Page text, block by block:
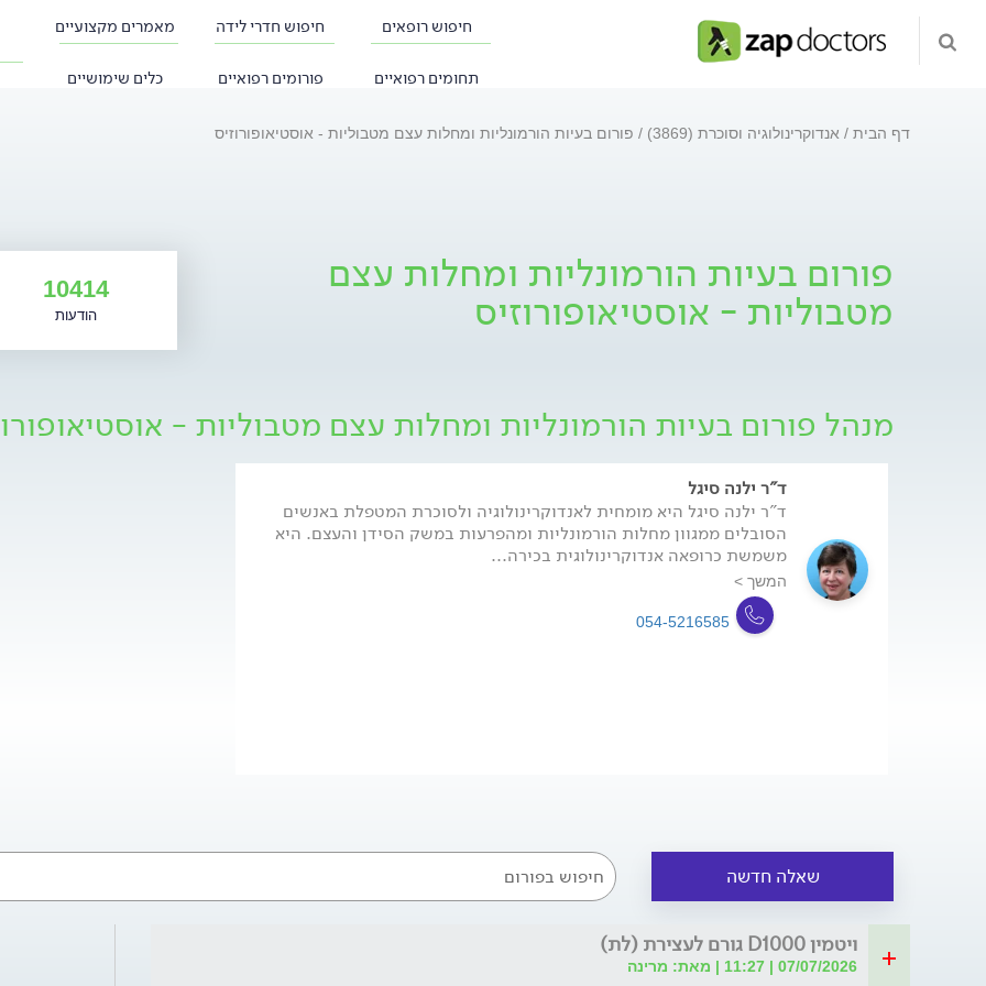
חיפוש רופאים חיפוש חדרי לידה מאמרים מקצועיים
תחומים רפואיים פורומים רפואיים כלים שימושיים
דף הבית אנדוקרינולוגיה וסוכרת (3869) פורום בעיות הורמונליות ומחלות עצם מטבוליות - אוסטיאופורוזיס
פורום בעיות הורמונליות ומחלות עצם
מטבוליות - אוסטיאופורוזיס 10414
הודעות
מנהל פורום בעיות הורמונליות ומחלות עצם מטבוליות -
ד"ר ילנה סיגל
ד"ר ילנה סיגל היא מומחית לאנדוקרינולוגיה ולסוכרת המטפלת באנשים
הסובלים ממגוון מחלות הורמונליות ומהפרעות במשק הסידן והעצם. היא
משמשת כרופאה אנדוקרינולוגית בכירה...
המשך >
054-5216585
שאלה חדשה
ויטמין D1000 גורם לעצירת (לת)
07/07/2026 | 11:27 | מאת: מרינה